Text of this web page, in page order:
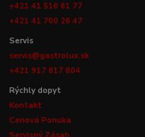
+421 41 516 61 77
+421 41 700 26 47
Servis
servis@gastrolux.sk
+421 917 817 804
Rýchly dopyt
Kontakt
Cenová Ponuka